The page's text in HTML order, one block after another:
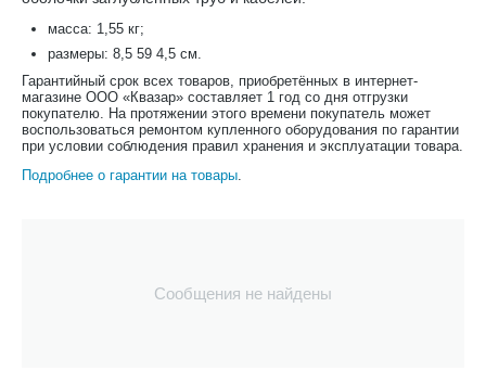
масса: 1,55 кг;
размеры: 8,5 59 4,5 см.
Гарантийный срок всех товаров, приобретённых в интернет-
магазине ООО «Квазар» составляет 1 год со дня отгрузки
покупателю. На протяжении этого времени покупатель может
воспользоваться ремонтом купленного оборудования по гарантии
при условии соблюдения правил хранения и эксплуатации товара.
Подробнее о гарантии на товары.
Сообщения не найдены